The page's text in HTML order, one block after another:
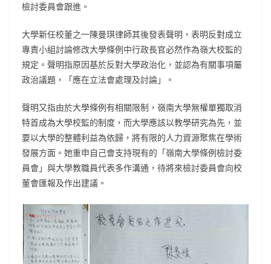
檢討委員會跟進。
大學新任校董之一陳曼琪律師其後發表聲明，表明反對成立
專責小組討論修改大學條例中行政長官必然作為嶺大校監的
規定。聲明指原因基於反對大學政治化，並認為有關事項屬
政治議題，「應在立法會處理及討論」。
聲明又指由於大學條例有相關限制，嶺南大學無權單獨取消
特首成為大學校監的制度，而大學應該以教學研究為先，並
要以大學的整體利益為依歸，將有限的人力資源聚焦在學術
發展方面。她重申自己會支持現有的「嶺南大學條例檢討委
員會」與大學教職員代表多作溝通，待將來檢討委員會向校
董會匯報及作出建議。